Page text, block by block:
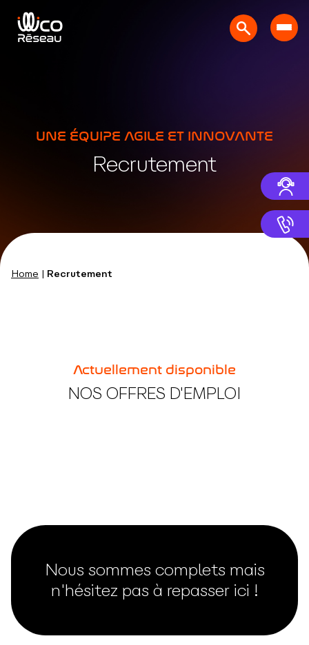
UNE ÉQUIPE AGILE ET INNOVANTE
Recrutement
Home | Recrutement
Actuellement disponible
NOS OFFRES D'EMPLOI
Nous sommes complets mais
n'hésitez pas à repasser ici !